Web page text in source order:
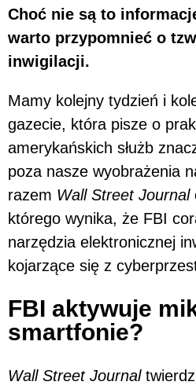
Choć nie są to
warto przypomnieć o
inwigilacji.
Mamy kolejny tydzień i
gazecie, która pisze o
amerykańskich służb
poza nasze wyobrażenia
razem Wall Street Journal
którego wynika, że FBI
narzędzia elektronicznej
kojarzące się z
FBI aktywuje
smartfonie?
Wall Street Journal